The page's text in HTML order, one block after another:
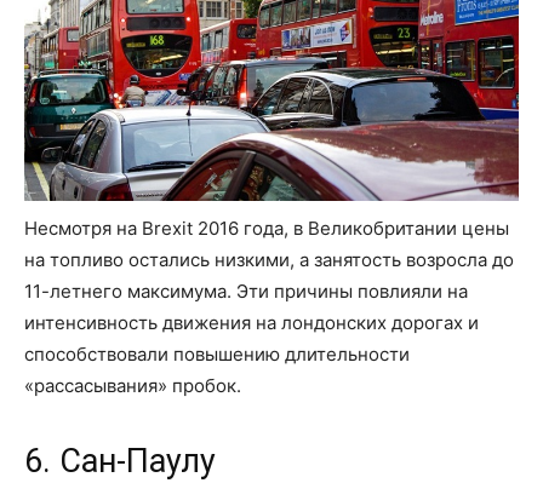
Несмотря на Brexit 2016 года, в Великобритании цены
на топливо остались низкими, а занятость возросла до
11-летнего максимума. Эти причины повлияли на
интенсивность движения на лондонских дорогах и
способствовали повышению длительности
«рассасывания» пробок.
6. Сан-Паулу